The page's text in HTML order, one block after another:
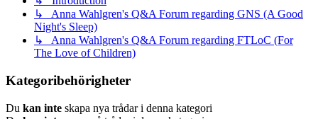
↳ Anna Wahlgren's Q&A Forum regarding GNS (A Good
Night's Sleep)
↳ Anna Wahlgren's Q&A Forum regarding FTLoC (For
The Love of Children)
Kategoribehörigheter
Du kan inte skapa nya trådar i denna kategori